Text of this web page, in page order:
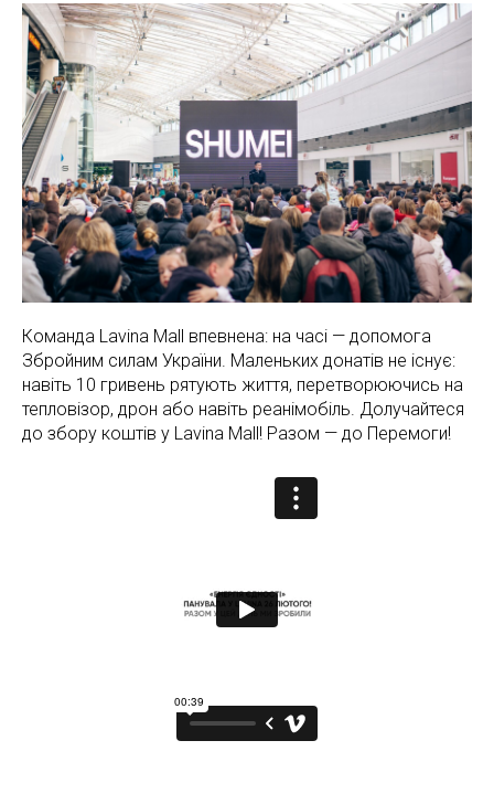
Команда Lavina Mall впевнена: на часі — допомога
Збройним силам України. Маленьких донатів не існує:
навіть 10 гривень рятують життя, перетворюючись на
тепловізор, дрон або навіть реанімобіль. Долучайтеся
до збору коштів у Lavina Mall! Разом — до Перемоги!